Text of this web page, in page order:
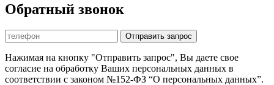
Обратный звонок
Отправить запрос
Нажимая на кнопку "Отправить запрос", Вы даете свое
согласие на обработку Ваших персональных данных в
соответствии с законом №152-ФЗ “О персональных данных”.